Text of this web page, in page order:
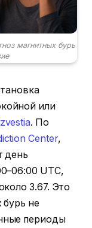
магнитных бурь
или
. По
Center,
день
UTC,
3.67. Это
бурь не
периоды